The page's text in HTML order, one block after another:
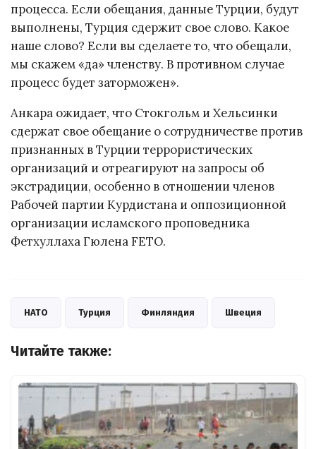
процесса. Если обещания, данные Турции, будут
выполнены, Турция сдержит свое слово. Какое
наше слово? Если вы сделаете то, что обещали,
мы скажем «да» членству. В противном случае
процесс будет заторможен».
Анкара ожидает, что Стокгольм и Хельсинки
сдержат свое обещание о сотрудничестве против
признанных в Турции террористических
организаций и отреагируют на запросы об
экстрадиции, особенно в отношении членов
Рабочей партии Курдистана и оппозиционной
организации исламского проповедника
Фетхуллаха Гюлена FETO.
НАТО Турция Финляндия Швеция
Читайте также: